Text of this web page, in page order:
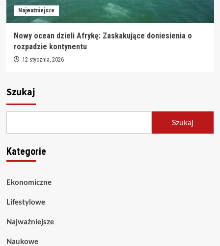
Najważniejsze
Nowy ocean dzieli Afrykę: Zaskakujące doniesienia o
rozpadzie kontynentu
12 stycznia, 2026
Szukaj
Szukaj
Kategorie
Ekonomiczne
Lifestylowe
Najważniejsze
Naukowe